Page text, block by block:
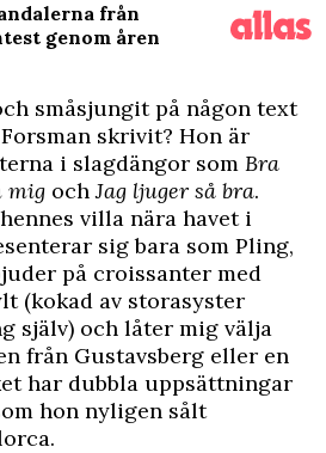
från
genom åren
småsjungit på någon text
skrivit? Hon är
i slagdängor som Bra
mig ochJag ljuger så bra.
villa nära havet i
sig bara som Pling,
på croissanter med
(kokad av storasyster
själv) och låter mig välja
från Gustavsberg eller en
har dubbla uppsättningar
hon nyligen sålt